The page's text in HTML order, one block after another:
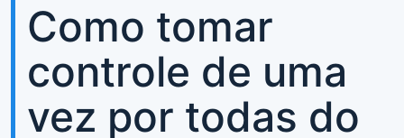
Como tomar
controle de uma
vez por todas do